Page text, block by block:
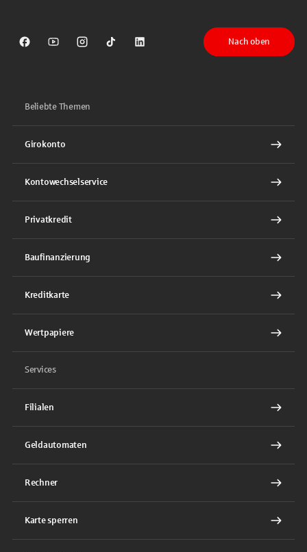
Sparkasse auf Facebook
Sparkasse auf Youtube
Sparkasse auf Instagram
Sparkasse auf TikTok
Sparkasse auf LinkedIn
Nach oben
Beliebte Themen
Girokonto
Kontowechselservice
Privatkredit
Baufinanzierung
Kreditkarte
Wertpapiere
Services
Filialen
Geldautomaten
Rechner
Karte sperren